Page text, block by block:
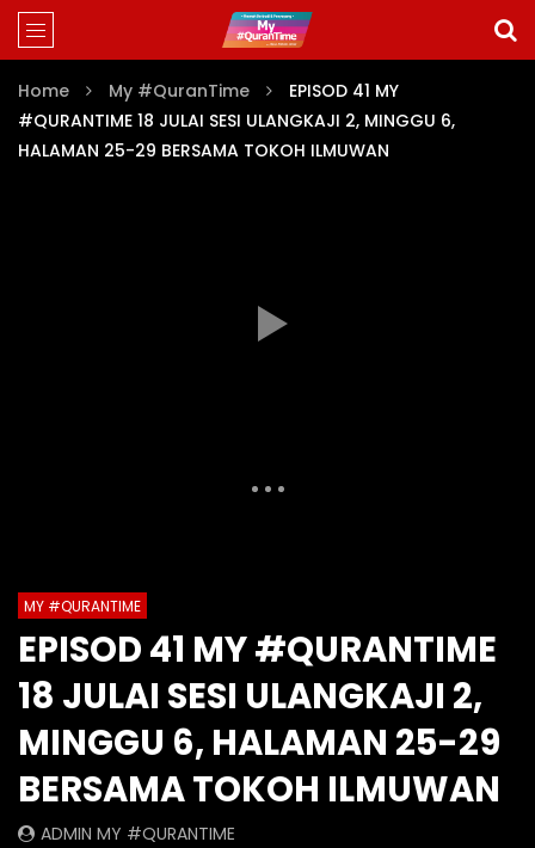
Home My #QuranTime
EPISOD 41 MY
#QURANTIME 18 JULAI SESI ULANGKAJI 2, MINGGU 6,
HALAMAN 25-29 BERSAMA TOKOH ILMUWAN
0 Comments
Episod 1334 My #QuranTime
2.0
AZRUL HELMI
6 HOURS AGO - LUD: 4 DAYS AGO
0
0 0
Episod 1333 My
2.0
AZRUL HELMI
1 DAY AGO
- LUD:
0
0 0
8
9
14
15 16 17 18
19
20
22 23 24
25
26
27 28
MY #QURANTIME
EPISOD 41 MY #QURANTIME
18 JULAI SESI ULANGKAJI 2,
MINGGU 6, HALAMAN 25-29
BERSAMA TOKOH ILMUWAN
ADMIN MY #QURANTIME